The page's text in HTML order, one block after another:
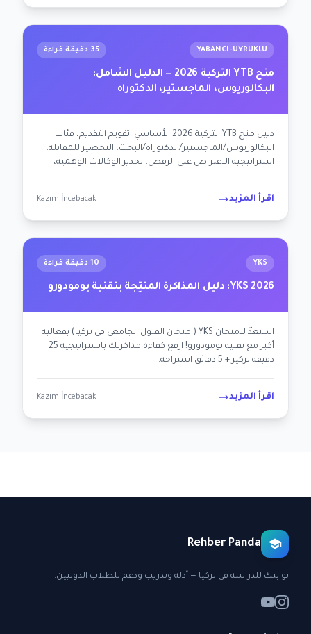
YABANCI-UYRUKLU 35 دقيقة قراءة
منح YTB التركية 2026 — الدليل الشامل:
البكالوريوس، الماجستير، الدكتوراه
دليل منح YTB التركية 2026 الأساسي: تقويم التقديم، فئات
البكالوريوس/الماجستير/الدكتوراه/البحث، التحضير للمقابلة،
استراتيجية الاعتراض على الرفض، تحذير الوكالات الوهمية،
اللبنانيين، الأوزبكستانيين، الباكستانيين.
اقرأ المزيد
Kazım İncebacak
YKS 10 دقيقة قراءة
2026 YKS: دليل المذاكرة المنتِجة بتقنية بومودورو
استعدّ لامتحان YKS (امتحان القبول الجامعي في تركيا) بفعالية
أكبر مع تقنية بومودورو! ارفع كفاءة مذاكرتك باستراتيجية 25
دقيقة تركيز + 5 دقائق استراحة.
اقرأ المزيد Kazım İncebacak
Rehber Panda
بوابتك للدراسة في تركيا — أدلة وتدريب ودعم للطلاب الدوليين.